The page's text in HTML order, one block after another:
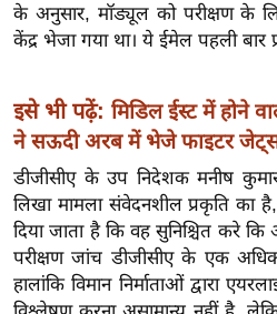
त्य
ज
त
ऑ
टो
व
र्ल्ड
न्यू
ज
के अनुसार, मॉड्यूल को परीक्षण के
केंद्र भेजा गया था। ये ईमेल पहली बार
इसे भी पढ़ें: मिडिल ईस्ट में होने
ने सऊदी अरब में भेजे फाइटर
डीजीसीए के उप निदेशक मनीष
लिखा मामला संवेदनशील प्रकृति का
दिया जाता है कि वह सुनिश्चित करे
परीक्षण जांच डीजीसीए के एक
हालांकि विमान निर्माताओं द्वारा